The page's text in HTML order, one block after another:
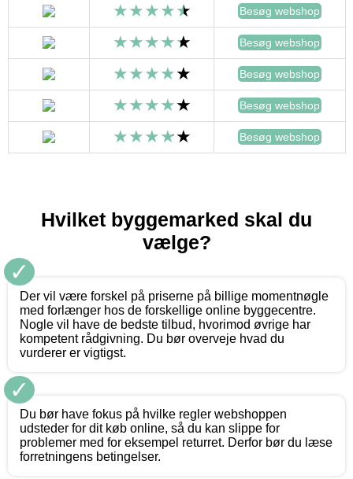
Besøg webshop
Besøg webshop
Besøg webshop
Besøg webshop
Besøg webshop
Hvilket byggemarked skal du
vælge?
✓
Der vil være forskel på priserne på billige momentnøgle
med forlænger hos de forskellige online byggecentre.
Nogle vil have de bedste tilbud, hvorimod øvrige har
kompetent rådgivning. Du bør overveje hvad du
vurderer er vigtigst.
✓
Du bør have fokus på hvilke regler webshoppen
udsteder for dit køb online, så du kan slippe for
problemer med for eksempel returret. Derfor bør du læse
forretningens betingelser.